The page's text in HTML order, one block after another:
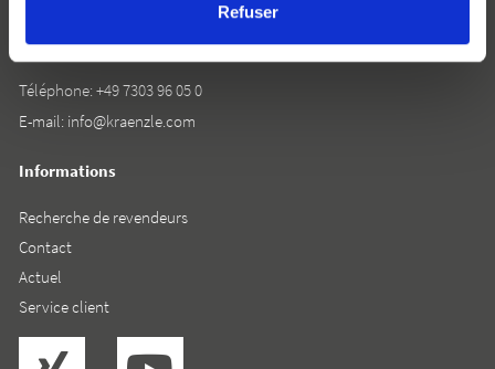
Refuser
D-89257 Illertissen
Téléphone: +49 7303 96 05 0
E-mail: info@kraenzle.com
Informations
Recherche de revendeurs
Contact
Actuel
Service client